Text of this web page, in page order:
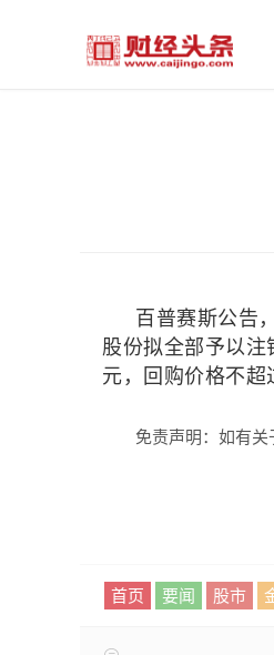
百普赛斯公告
股份拟全部予以注
元，回购价格不超
免责声明：如有关
首页 要闻 股市